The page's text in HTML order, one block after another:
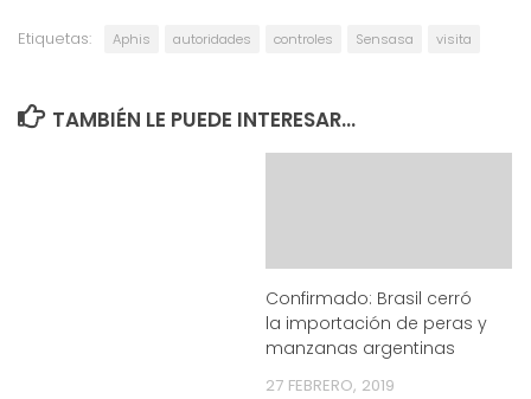
Etiquetas: Aphis autoridades controles Sensasa visita
TAMBIÉN LE PUEDE INTERESAR...
Confirmado: Brasil cerró
la importación de peras y
manzanas argentinas
27 FEBRERO, 2019